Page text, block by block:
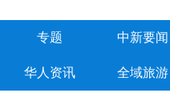
专题 中新要闻
华人资讯 全域旅游